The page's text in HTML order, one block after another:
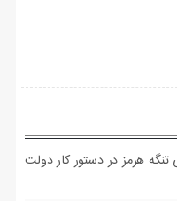
هرمز در دستور کار دولت